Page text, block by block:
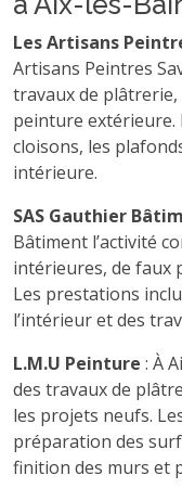
Les Artisans
Artisans Peintres
travaux de
peinture extérieure.
cloisons, les
intérieure.
SAS Gauthier
Bâtiment l’activité
intérieures, de faux
Les prestations
l’intérieur et des
L.M.U Peinture : À
des travaux de
les projets neufs.
préparation des
finition des murs et